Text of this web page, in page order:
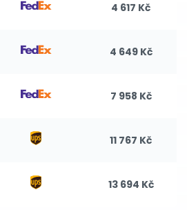
4 617 Kč
4 649 Kč
7 958 Kč
11 767 Kč
13 694 Kč